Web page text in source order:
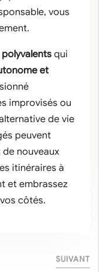
vous
qui
et
improvisés ou
de vie
peuvent
nouveaux
itinéraires à
et embrassez
côtés.
SUIVANT